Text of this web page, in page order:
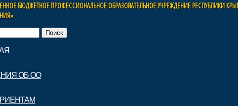
БЮДЖЕТНОЕ ПРОФЕССИОНАЛЬНОЕ ОБРАЗОВАТЕЛЬНОЕ УЧРЕЖДЕНИЕ РЕСПУБЛИКИ
ОБ ОО